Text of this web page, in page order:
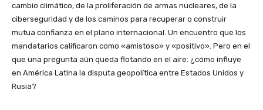
cambio climático, de la proliferación de armas nucleares, de la
ciberseguridad y de los caminos para recuperar o construir
mutua confianza en el plano internacional. Un encuentro que los
mandatarios calificaron como «amistoso» y «positivo». Pero en el
que una pregunta aún queda flotando en el aire: ¿cómo influye
en América Latina la disputa geopolítica entre Estados Unidos y
Rusia?